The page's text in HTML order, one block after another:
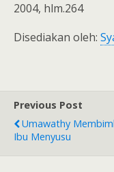
2004, hlm.264
Disediakan oleh:
Previous Post
Umawathy
Ibu Menyusu